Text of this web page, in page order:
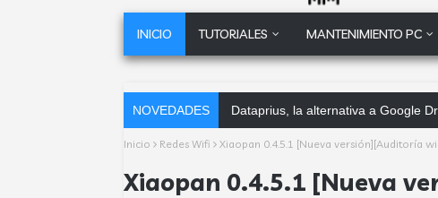
INICIO TUTORIALES MANTENIMIENTO PC
NOVEDADES Dataprius, la alternativa a Google
Inicio Redes Wifi Xiaopan 0.4.5.1 [Nueva versión][Auditoría
Xiaopan 0.4.5.1 [Nueva